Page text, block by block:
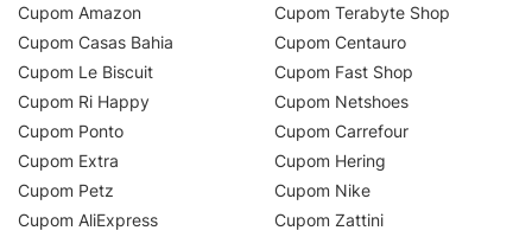
Cupom Amazon
Cupom Casas Bahia
Cupom Le Biscuit
Cupom Ri Happy
Cupom Ponto
Cupom Extra
Cupom Petz
Cupom AliExpress
Cupom Terabyte Shop
Cupom Centauro
Cupom Fast Shop
Cupom Netshoes
Cupom Carrefour
Cupom Hering
Cupom Nike
Cupom Zattini